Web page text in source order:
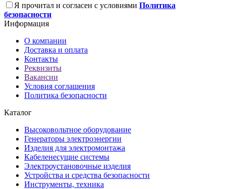
Я прочитал и согласен с условиями Политика
безопасности
Информация
О компании
Доставка и оплата
Контакты
Реквизиты
Вакансии
Условия соглашения
Политика безопасности
Каталог
Высоковольтное оборудование
Генераторы электроэнергии
Изделия для электромонтажа
Кабеленесущие системы
Электроустановочные изделия
Устройства и средства безопасности
Инструменты, техника